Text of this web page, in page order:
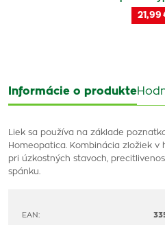
21,99
Informácie o produkte
Liek sa používa na základe
Homeopatica. Kombinácia zložiek
pri úzkostných stavoch,
spánku.
EAN: